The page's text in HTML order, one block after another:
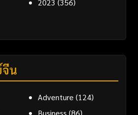
2023 (356)
น
Adventure (124)